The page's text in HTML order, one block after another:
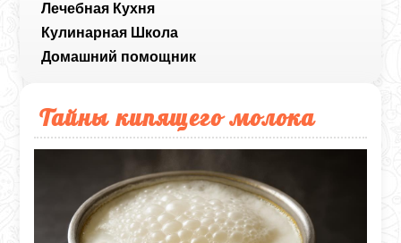
Лечебная Кухня
Кулинарная Школа
Домашний помощник
Тайны кипящего молока